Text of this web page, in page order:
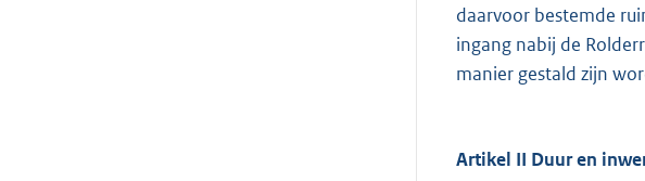
daarvoor bestemde
ingang nabij de
manier gestald zijn
Artikel II Duur en